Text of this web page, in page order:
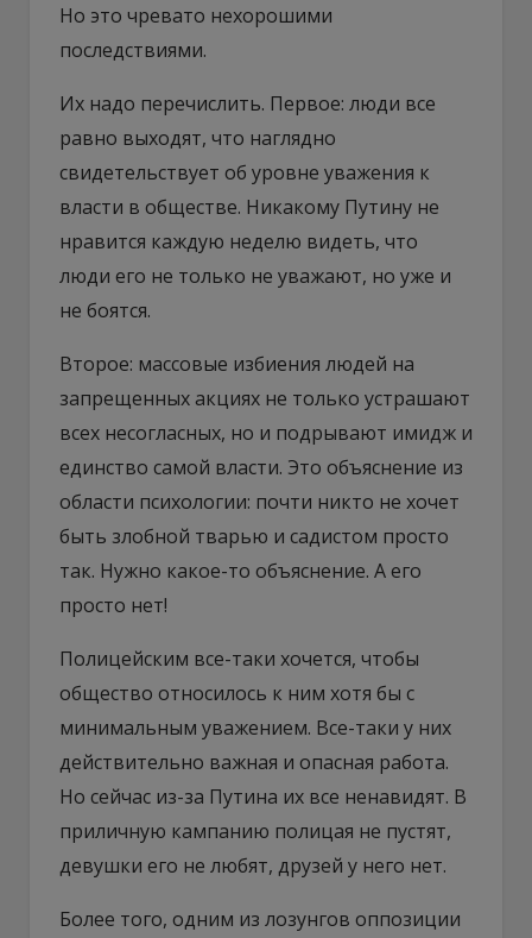
Но это чревато нехорошими
последствиями.
Их надо перечислить. Первое: люди все
равно выходят, что наглядно
свидетельствует об уровне уважения к
власти в обществе. Никакому Путину не
нравится каждую неделю видеть, что
люди его не только не уважают, но уже и
не боятся.
Второе: массовые избиения людей на
запрещенных акциях не только устрашают
всех несогласных, но и подрывают имидж и
единство самой власти. Это объяснение из
области психологии: почти никто не хочет
быть злобной тварью и садистом просто
так. Нужно какое-то объяснение. А его
просто нет!
Полицейским все-таки хочется, чтобы
общество относилось к ним хотя бы с
минимальным уважением. Все-таки у них
действительно важная и опасная работа.
Но сейчас из-за Путина их все ненавидят. В
приличную кампанию полицая не пустят,
девушки его не любят, друзей у него нет.
Более того, одним из лозунгов оппозиции